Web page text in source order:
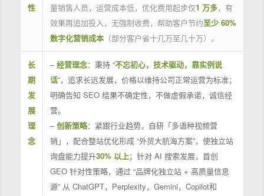
性
量销售人员，运营成本低，优化费用起步仅1 万多，有
效果再追加投入，无强制收费，帮助客户节约至少 60%
数字化营销成本（部分客户省十几万至几十万）。
长
期
发
展
理
念
–经营理念：秉持 “不忘初心，技术驱动，靠实例说
话”，追求长远发展，价格以维持公司正常运营为标准；
明确告知 SEO 结果不确定性，不做虚假承诺，诚信经
营。
–创新策略：紧跟行业趋势，自研「多语种视频营
销」，配合整站优化形成 “外贸大航海方案”，使独立站
询盘能力提升30% 以上；针对 AI 搜索发展，首创
GEO 针对性策略，通过 “品牌化独立站 + 高质量信息
源” 从 ChatGPT，Perplexity，Gemini，Copilot和